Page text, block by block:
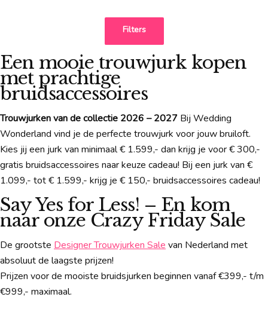
Filters
Een mooie trouwjurk kopen
met prachtige
bruidsaccessoires
Trouwjurken van de collectie 2026 – 2027 Bij Wedding
Wonderland vind je de perfecte trouwjurk voor jouw bruiloft.
Kies jij een jurk van minimaal € 1.599,- dan krijg je voor € 300,-
gratis bruidsaccessoires naar keuze cadeau! Bij een jurk van €
1.099,- tot € 1.599,- krijg je € 150,- bruidsaccessoires cadeau!
Say Yes for Less! – En kom
naar onze Crazy Friday Sale
De grootste Designer Trouwjurken Sale van Nederland met
absoluut de laagste prijzen!
Prijzen voor de mooiste bruidsjurken beginnen vanaf €399,- t/m
€999,- maximaal.